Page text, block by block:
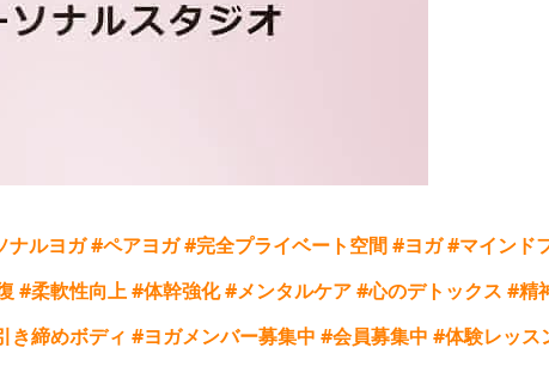
ナルヨガ#ペアヨガ#完全プライベート空間#ヨガ#マインド
#柔軟性向上#体幹強化#メンタルケア#心のデトックス #精
き締めボディ #ヨガメンバー募集中 #会員募集中 #体験レッス